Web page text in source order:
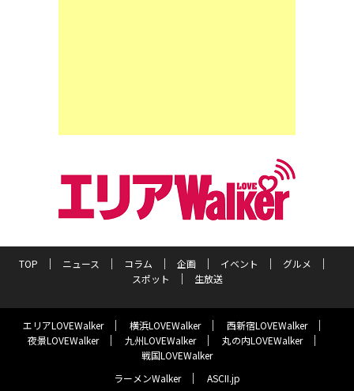
TOP ニュース コラム 企画 イベント
グルメ
スポット
生放送
エリアLOVEWalker 横浜LOVEWalker
西新宿LOVEWalker
夜景LOVEWalker
九州LOVEWalker
丸の内LOVEWalker
戦国LOVEWalker
ラーメンWalker
ASCII.jp